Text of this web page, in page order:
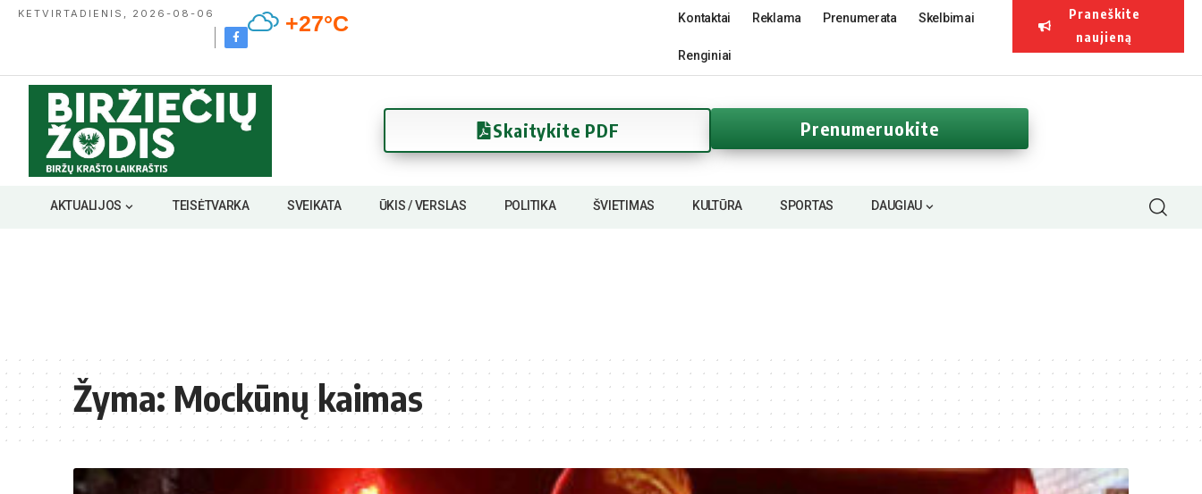
KETVIRTADIENIS, 2026-08-06 +27°C Kontaktai Reklama Prenumerata Skelbimai
Renginiai
Praneškite
naujieną
Skaitykite PDF Prenumeruokite
AKTUALIJOS TEISĖTVARKA SVEIKATA ŪKIS / VERSLAS POLITIKA ŠVIETIMAS KULTŪRA SPORTAS DAUGIAU
Žyma:Mockūnų kaimas